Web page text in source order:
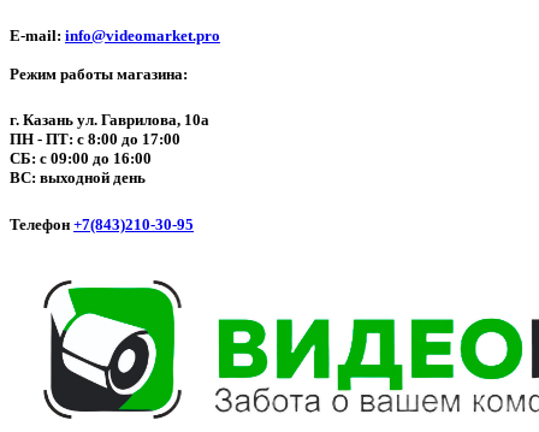
E-mail: info@videomarket.pro
Режим работы магазина:
г. Казань ул. Гаврилова, 10а
ПН - ПТ: с 8:00 до 17:00
СБ: с 09:00 до 16:00
ВС: выходной день
Телефон +7(843)210-30-95